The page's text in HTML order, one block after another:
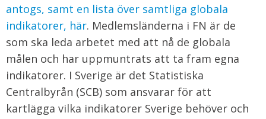
antogs, samt en lista över samtliga globala
indikatorer, här. Medlemsländerna i FN är de
som ska leda arbetet med att nå de globala
målen och har uppmuntrats att ta fram egna
indikatorer. I Sverige är det Statistiska
Centralbyrån (SCB) som ansvarar för att
kartlägga vilka indikatorer Sverige behöver och